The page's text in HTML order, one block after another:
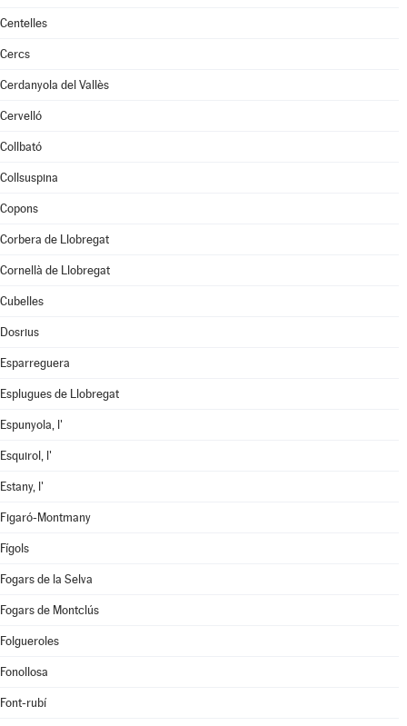
Centelles
Cercs
Cerdanyola del Vallès
Cervelló
Collbató
Collsuspina
Copons
Corbera de Llobregat
Cornellà de Llobregat
Cubelles
Dosrius
Esparreguera
Esplugues de Llobregat
Espunyola, l'
Esquirol, l'
Estany, l'
Figaró-Montmany
Fígols
Fogars de la Selva
Fogars de Montclús
Folgueroles
Fonollosa
Font-rubí